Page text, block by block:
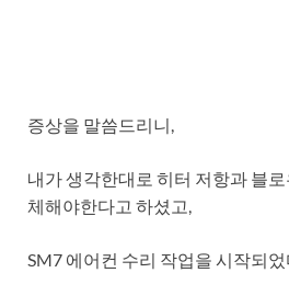
증상을 말씀드리니,
내가 생각한대로 히터 저항과 블
체해야한다고 하셨고,
SM7 에어컨 수리 작업을 시작되었